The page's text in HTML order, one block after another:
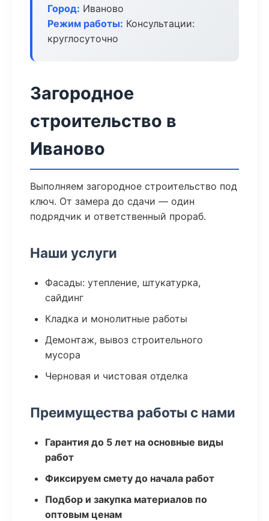
Город: Иваново
Режим работы: Консультации:
круглосуточно
Загородное
строительство в
Иваново
Выполняем загородное строительство под
ключ. От замера до сдачи — один
подрядчик и ответственный прораб.
Наши услуги
Фасады: утепление, штукатурка,
сайдинг
Кладка и монолитные работы
Демонтаж, вывоз строительного
мусора
Черновая и чистовая отделка
Преимущества работы с нами
Гарантия до 5 лет на основные виды
работ
Фиксируем смету до начала работ
Подбор и закупка материалов по
оптовым ценам